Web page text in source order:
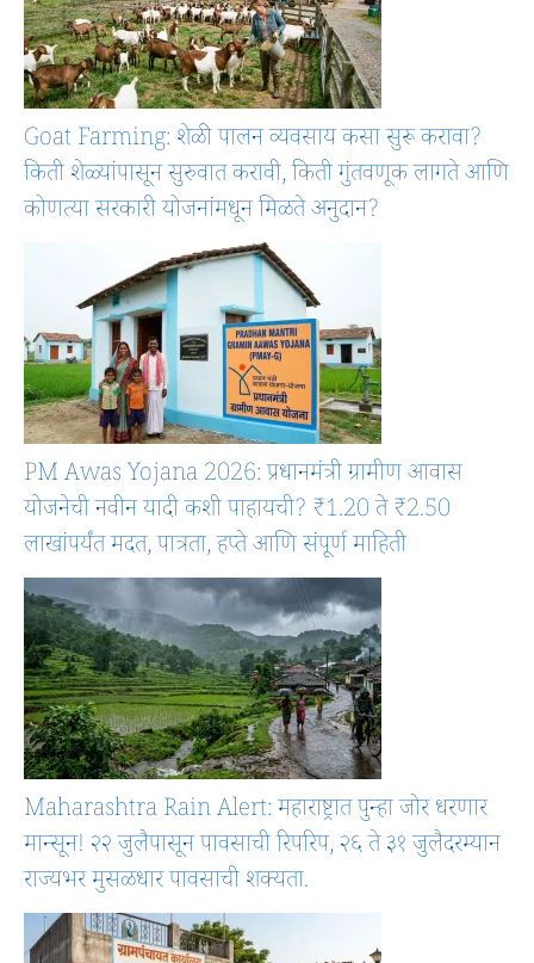
Goat Farming: शेळी पालन व्यवसाय कसा सुरू करावा?
किती शेळ्यांपासून सुरुवात करावी, किती गुंतवणूक लागते आणि
कोणत्या सरकारी योजनांमधून मिळते अनुदान?
PM Awas Yojana 2026: प्रधानमंत्री ग्रामीण आवास
योजनेची नवीन यादी कशी पाहायची? ₹1.20 ते ₹2.50
लाखांपर्यंत मदत, पात्रता, हप्ते आणि संपूर्ण माहिती
Maharashtra Rain Alert: महाराष्ट्रात पुन्हा जोर धरणार
मान्सून! २२ जुलैपासून पावसाची रिपरिप, २६ ते ३१ जुलैदरम्यान
राज्यभर मुसळधार पावसाची शक्यता.